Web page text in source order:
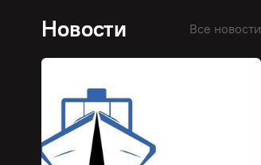
Новости Все новости